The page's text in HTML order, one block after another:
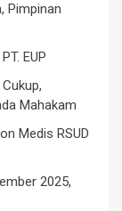
Pimpinan
EUP
Mahakam
Medis RSUD
2025,